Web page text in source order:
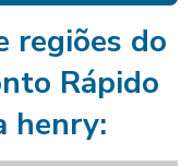
regiões do
Rápido
henry: